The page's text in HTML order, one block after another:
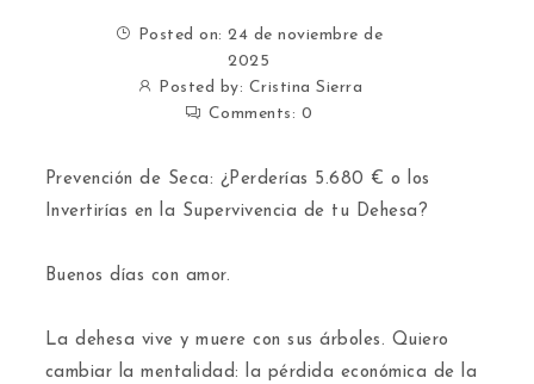
Posted on: 24 de noviembre de
2025
Posted by: Cristina Sierra
Comments: 0
Prevención de Seca: ¿Perderías 5.680 € o los
Invertirías en la Supervivencia de tu Dehesa?
​Buenos días con amor.
​La dehesa vive y muere con sus árboles. Quiero
cambiar la mentalidad: la pérdida económica de la